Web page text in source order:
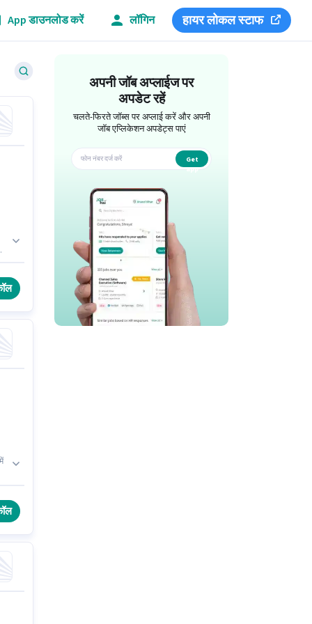
App डाउनलोड करें लॉगिन हायर लोकल स्टाफ
अपनी जॉब अप्लाईज पर
अपडेट रहें
चलते-फिरते जॉब्स पर अप्लाई करें और अपनी
जॉब एप्लिकेशन अपडेट्स पाएं
Get
app